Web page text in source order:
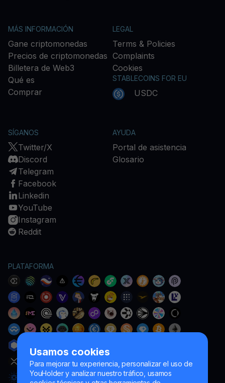
Usamos cookies
Para mejorar tu experiencia, personalizar el uso de
YouHolder y analizar nuestro tráfico, usamos
MÁS INFORMACIÓN
Gane criptomonedas
Precios de criptomonedas
Billetera de Web3
Qué es
Comprar
LEGAL
Terms & Policies
Complaints
Cookies
STABLECOINS FOR EU
USDC
SÍGANOS
Twitter/X
Discord
Telegram
Facebook
Linkedin
YouTube
Instagram
Reddit
AYUDA
Portal de asistencia
Glosario
PLATAFORMA